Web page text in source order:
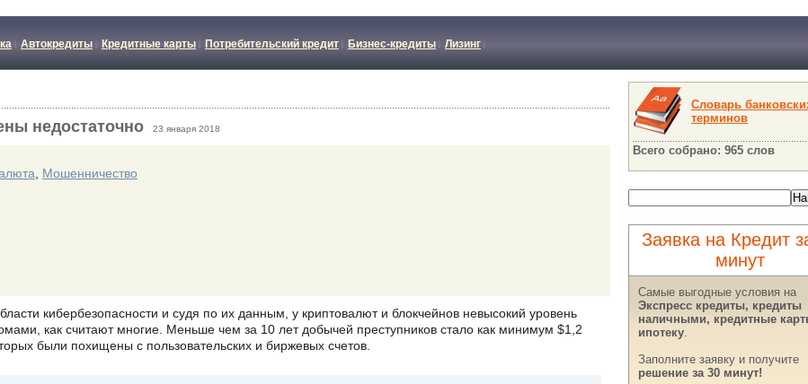
Автокредиты Кредитные карты Потребительский кредит Бизнес-кредиты Лизинг
недостаточно 23 января 2018
Мошенничество
кибербезопасности и судя по их данным, у криптовалют и блокчейнов невысокий уровень
как считают многие. Меньше чем за 10 лет добычей преступников стало как минимум $1,2
были похищены с пользовательских и биржевых счетов.
Словарь
терминов
Всего собрано: 965 слов
Заявка на Кредит
минут
Самые выгодные условия на
Экспресс кредиты, кредиты
наличными, кредитные
ипотеку.
Заполните заявку и получите
решение за 30 минут!